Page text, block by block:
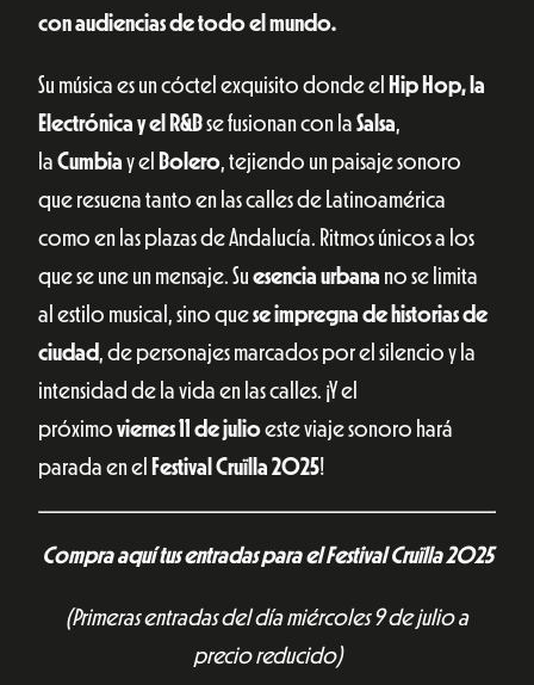
con audiencias de todo el mundo.
Su música es un cóctel exquisito donde el Hip Hop, la
Electrónica y el R&Bse fusionan con la Salsa,
la Cumbia y el Bolero, tejiendo un paisaje sonoro
que resuena tanto en las calles de Latinoamérica
como en las plazas de Andalucía. Ritmos únicos a los
que se une un mensaje. Su esencia urbana no se limita
al estilo musical, sino quese impregna de historias de
ciudad , de personajes marcados por el silencio y la
intensidad de la vida en las calles. ¡Y el
próximo viernes 11 de julioeste viaje sonoro hará
parada en el Festival Cruïlla 2025!
Compra aquí tus entradas para el Festival Cruïlla 2025
(Primeras entradas del día miércoles 9 de julio a
precio reducido)